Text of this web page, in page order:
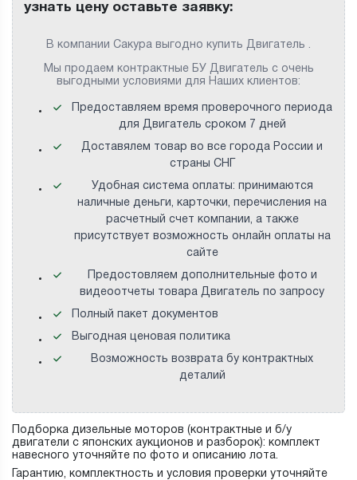
узнать цену оставьте заявку:
В компании Сакура выгодно купить Двигатель .
Мы продаем контрактные БУ Двигатель с очень
выгодными условиями для Наших клиентов:
Предоставляем время проверочного периода
для Двигатель сроком 7 дней
Доставялем товар во все города России и
страны СНГ
Удобная система оплаты: принимаются
наличные деньги, карточки, перечисления на
расчетный счет компании, а также
присутствует возможность онлайн оплаты на
сайте
Предостовляем дополнительные фото и
видеоотчеты товара Двигатель по запросу
Полный пакет документов
Выгодная ценовая политика
Возможность возврата бу контрактных
деталий
Подборка дизельные моторов (контрактные и б/у
двигатели с японских аукционов и разборок): комплект
навесного уточняйте по фото и описанию лота.
Гарантию, комплектность и условия проверки уточняйте